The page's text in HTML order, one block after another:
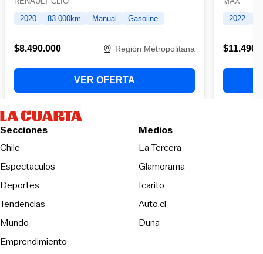
Secciones
Chile
Espectaculos
Deportes
Tendencias
Mundo
Emprendimiento
Medios
La TerceraOpens in new
Glamorama
Icarito
Auto.cl
DunaOpens in new window